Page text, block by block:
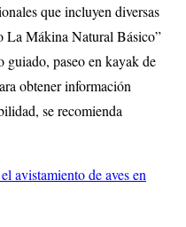
que incluyen diversas
La Mákina Natural Básico”
guiado, paseo en kayak de
obtener información
se recomienda
avistamiento de aves en